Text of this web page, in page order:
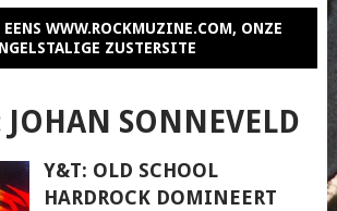
WWW.ROCKMUZINE.COM, ONZE
ZUSTERSITE
JOHAN SONNEVELD
Y&T: OLD SCHOOL
HARDROCK DOMINEERT